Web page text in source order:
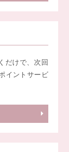
だけで、次回
イントサービ